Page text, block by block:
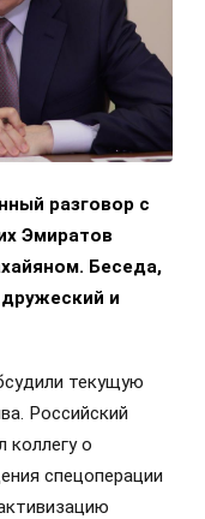
разговор с
Эмиратов
Беседа,
и
текущую
Российский
коллегу о
спецоперации